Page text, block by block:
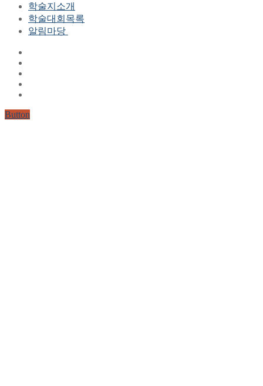
학회장 인사말
현 임원진
역대 임원진
학술지소개
학술대회목록
알림마당
Button